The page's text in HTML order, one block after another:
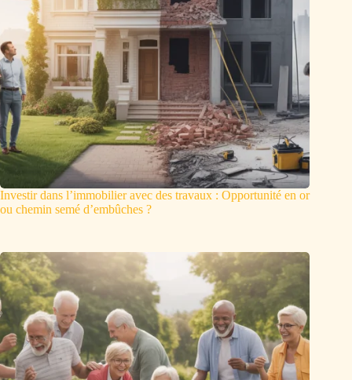
Investir dans l’immobilier avec des travaux : Opportunité en or
ou chemin semé d’embûches ?